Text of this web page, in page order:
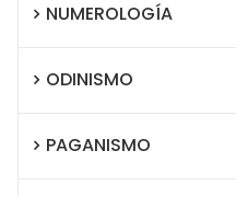
NUMEROLOGÍA
ODINISMO
PAGANISMO